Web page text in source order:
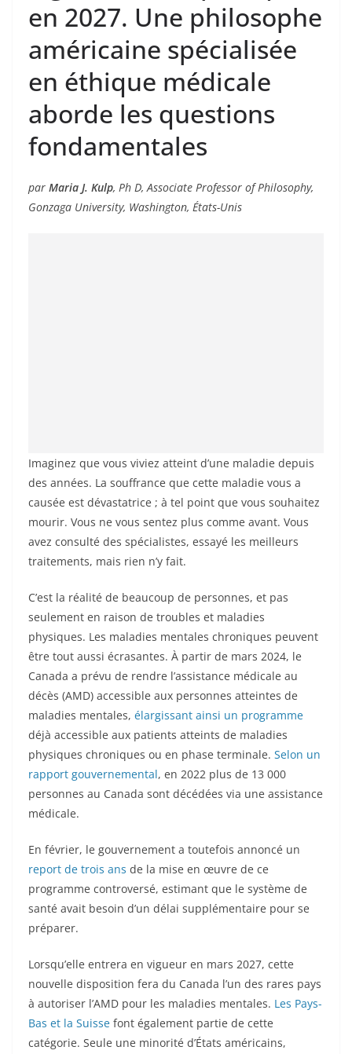
en 2027. Une philosophe
américaine spécialisée
en éthique médicale
aborde les questions
fondamentales
par Maria J. Kulp, Ph D, Associate Professor of Philosophy,
Gonzaga University, Washington, États-Unis
Imaginez que vous viviez atteint d’une maladie depuis
des années. La souffrance que cette maladie vous a
causée est dévastatrice ; à tel point que vous souhaitez
mourir. Vous ne vous sentez plus comme avant. Vous
avez consulté des spécialistes, essayé les meilleurs
traitements, mais rien n’y fait.
C’est la réalité de beaucoup de personnes, et pas
seulement en raison de troubles et maladies
physiques. Les maladies mentales chroniques peuvent
être tout aussi écrasantes. À partir de mars 2024, le
Canada a prévu de rendre l’assistance médicale au
décès (AMD) accessible aux personnes atteintes de
maladies mentales, élargissant ainsi un programme
déjà accessible aux patients atteints de maladies
physiques chroniques ou en phase terminale. Selon un
rapport gouvernemental, en 2022 plus de 13 000
personnes au Canada sont décédées via une assistance
médicale.
En février, le gouvernement a toutefois annoncé un
report de trois ans de la mise en œuvre de ce
programme controversé, estimant que le système de
santé avait besoin d’un délai supplémentaire pour se
préparer.
Lorsqu’elle entrera en vigueur en mars 2027, cette
nouvelle disposition fera du Canada l’un des rares pays
à autoriser l’AMD pour les maladies mentales. Les Pays-
Bas et la Suisse font également partie de cette
catégorie. Seule une minorité d’États américains,